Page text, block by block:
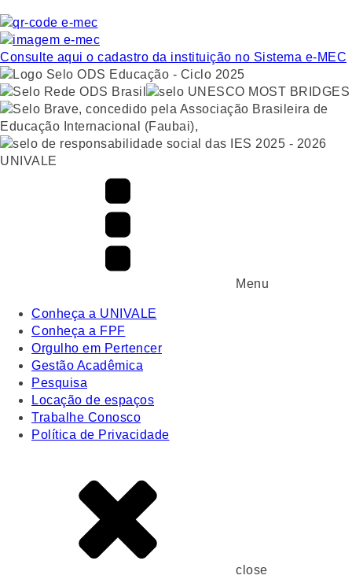
Consulte aqui o cadastro da instituição no Sistema e-MEC
UNIVALE
Menu
Conheça a UNIVALE
Conheça a FPF
Orgulho em Pertencer
Gestão Acadêmica
Pesquisa
Locação de espaços
Trabalhe Conosco
Política de Privacidade
close